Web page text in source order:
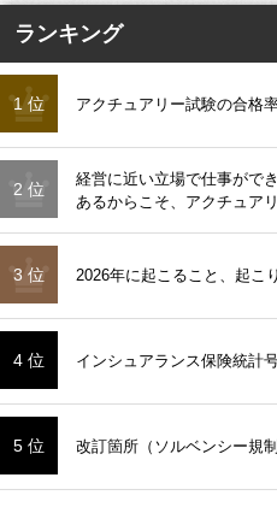
ランキング
1 位 アクチュアリー試験の合格
2 位
経営に近い立場で仕事がで
あるからこそ、アクチュア
3 位 2026年に起こること、起こ
4 位 インシュアランス保険統計
5 位 改訂箇所（ソルベンシー規